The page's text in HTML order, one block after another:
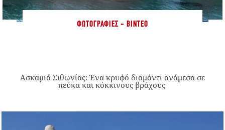
ΦΩΤΟΓΡΑΦΊΕΣ - ΒΊΝΤΕΟ
Ασκαμιά Σιθωνίας: Ένα κρυφό διαμάντι ανάμεσα σε
πεύκα και κόκκινους βράχους